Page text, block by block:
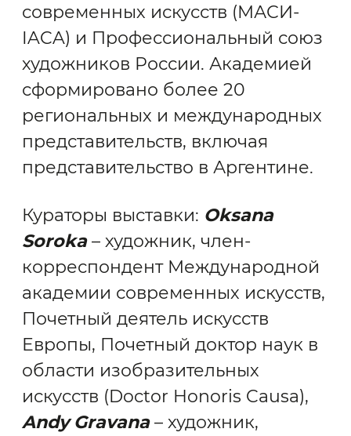
современных искусств (МАСИ-
IACA) и Профессиональный союз
художников России. Академией
сформировано более 20
региональных и международных
представительств, включая
представительство в Аргентине.
Кураторы выставки: Oksana
Soroka– художник, член-
корреспондент Международной
академии современных искусств,
Почетный деятель искусств
Европы, Почетный доктор наук в
области изобразительных
искусств (Doctor Honoris Causa),
Andy Gravana– художник,